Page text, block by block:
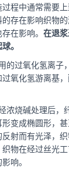
程中通常需要
存在影响织物
在影响。 在退
。
过氧化氢离子
氧化氢游离基，
烧碱处理后，
变成椭圆形，
射而有光泽，
物在经过丝光
响。